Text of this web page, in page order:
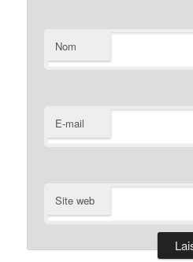
Nom
E-mail
Site web